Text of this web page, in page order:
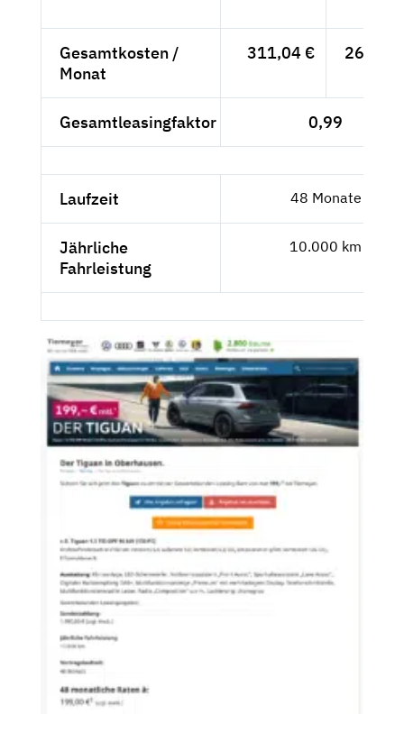
Gesamtkosten /
Monat
311,04 € 261,38
Gesamtleasingfaktor 0,99
Laufzeit 48 Monate
Jährliche
Fahrleistung
10.000 km